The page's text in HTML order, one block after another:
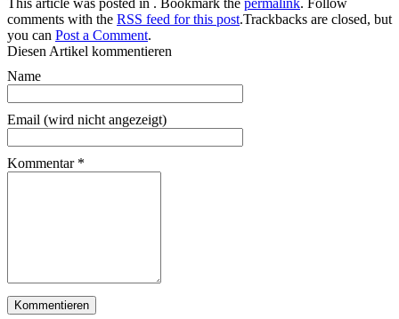
comments with the RSS feed for this post.Trackbacks are closed, but
you can Post a Comment.
Diesen Artikel kommentieren
Name
Email (wird nicht angezeigt)
Kommentar*